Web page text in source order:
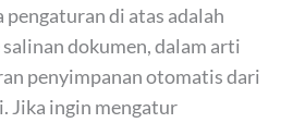
di atas adalah
dokumen, dalam arti
penyimpanan otomatis dari
Jika ingin mengatur